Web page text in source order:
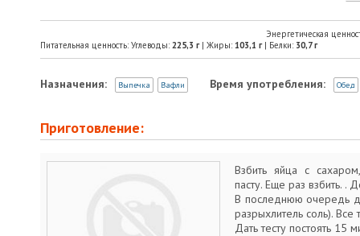
Энергетическая
Питательная ценность: Углеводы: 225,3 г| Жиры: 103,1 г| Белки: 30,7г
Назначения: Выпечка Вафли Время употребления: Обед
Приготовление:
Взбить яйца с
пасту. Еще раз взбить. .
В последнюю очередь
разрыхлитель соль).
Дать тесту постоять 15